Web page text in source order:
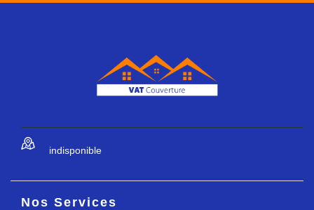
indisponible
Nos Services